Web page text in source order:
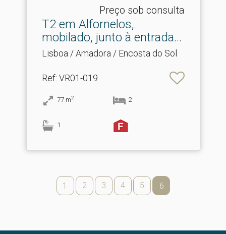
Preço sob consulta
T2 em Alfornelos,
mobilado, junto à entrada
d.​..
Lisboa / Amadora / Encosta do Sol
Ref: VR01-019
77 m2 2
1
1 2 3 4 5 6